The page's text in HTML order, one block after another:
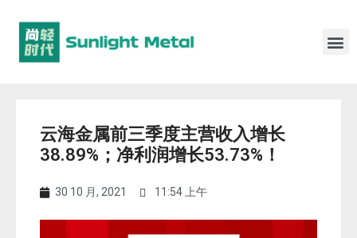
云海金属前三季度主营收入增长
38.89%；净利润增长53.73%！
30 10 月, 2021 11:54 上午